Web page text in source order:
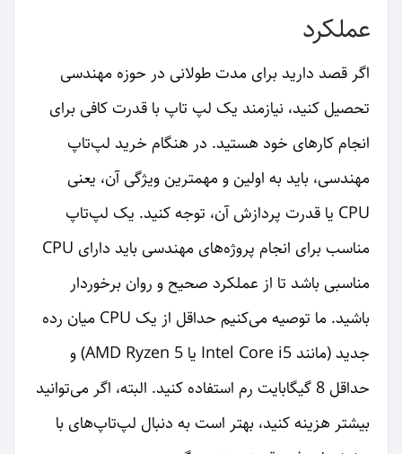
عملکرد
اگر قصد دارید برای مدت طولانی در حوزه مهندسی
تحصیل کنید، نیازمند یک لپ تاپ با قدرت کافی برای
انجام کارهای خود هستید. در هنگام خرید لپ‌تاپ
مهندسی، باید به اولین و مهمترین ویژگی آن، یعنی
CPU یا قدرت پردازش آن، توجه کنید. یک لپ‌تاپ
مناسب برای انجام پروژه‌های مهندسی باید دارای CPU
مناسبی باشد تا از عملکرد صحیح و روان برخوردار
باشید. ما توصیه می‌کنیم حداقل از یک CPU میان رده
جدید (مانند Intel Core i5 یا AMD Ryzen 5) و
حداقل 8 گیگابایت رم استفاده کنید. البته، اگر می‌توانید
بیشتر هزینه کنید، بهتر است به دنبال لپ‌تاپ‌های با